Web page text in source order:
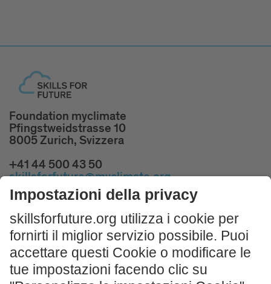
Foundation myclimate
Pfingstweidstrasse 10
8005 Zurich, Svizzera
+41 44 500 43 50
skillsforfuture@myclimate.org
Prenota corsi introduttivi gratuiti!
All'inizio della gara la vostra classe riceverà un
workshop introduttivo gratuito.
ISCRIVITI ORA